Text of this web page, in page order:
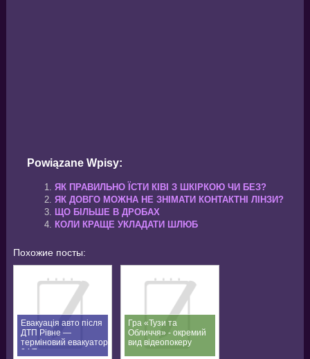
Powiązane Wpisy:
ЯК ПРАВИЛЬНО ЇСТИ КІВІ З ШКІРКОЮ ЧИ БЕЗ?
ЯК ДОВГО МОЖНА НЕ ЗНІМАТИ КОНТАКТНІ ЛІНЗИ?
ЩО БІЛЬШЕ В ДРОБАХ
КОЛИ КРАЩЕ УКЛАДАТИ ШЛЮБ
Похожие посты:
Евакуація авто після
ДТП Рівне —
терміновий евакуатор
24/7
Гра «Тузи та
Обличчя» - окремий
вид відеопокеру